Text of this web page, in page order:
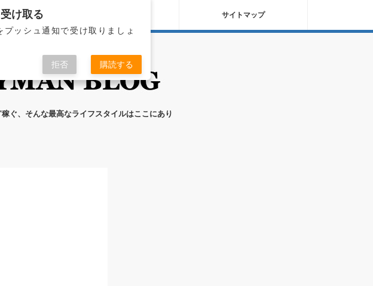
者 サイトマップ
ぐ、そんな最高なライフスタイルはここにあり
け取る
ッシュ通知で受け取りましょ
拒否 購読する